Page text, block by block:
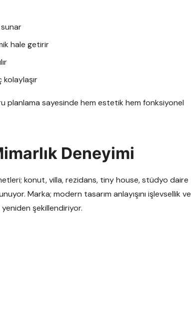
sunar
hale getirir
planlama sayesinde hem estetik hem fonksiyonel
Deneyimi
konut, villa, rezidans, tiny house, stüdyo daire
Marka; modern tasarım anlayışını işlevsellik ve
yeniden şekillendiriyor.